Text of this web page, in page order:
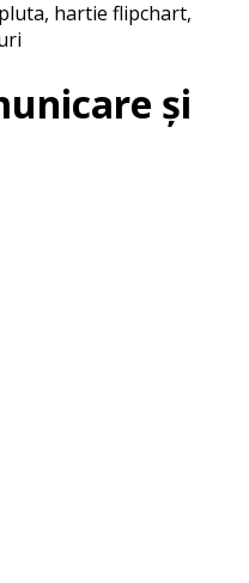
hartie flipchart,
și